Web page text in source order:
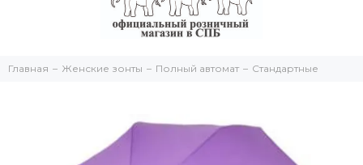
Главная Женские зонты Полный автомат Стандартные